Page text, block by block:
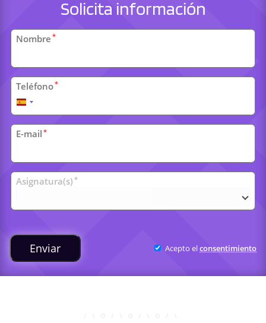
Solicita información
Datos
personales
Nombre *
Teléfono*
España
+34
E-mail *
Clases
universitarias
Asignatura(s) *
Enviar Acepto elconsentimiento